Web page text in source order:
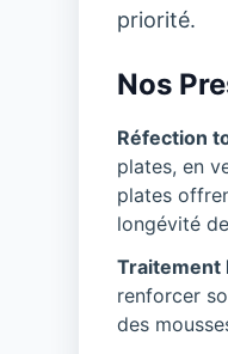
priorité.
Nos
Réfection
plates, en
plates
longévité
Traitement
renforcer
des